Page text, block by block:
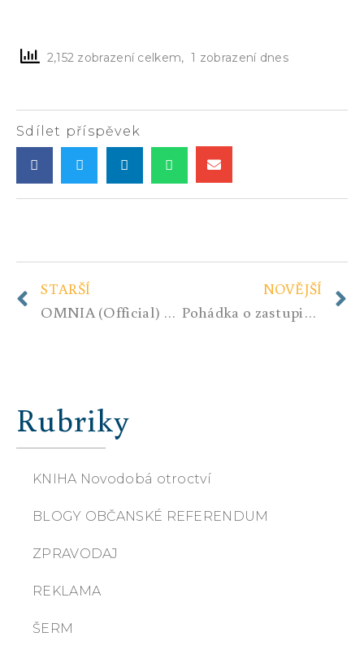
2,152 zobrazení celkem, 1 zobrazení dnes
Sdílet příspěvek
STARŠÍ
OMNIA (Official) – Earth Warrior
NOVĚJŠÍ
Pohádka o zastupitelské demokracii
Rubriky
KNIHA Novodobá otroctví
BLOGY OBČANSKÉ REFERENDUM
ZPRAVODAJ
REKLAMA
ŠERM